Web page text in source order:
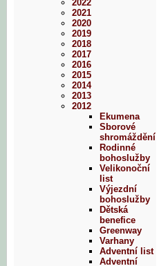
2022
2021
2020
2019
2018
2017
2016
2015
2014
2013
2012
Ekumena
Sborové
shromáždění
Rodinné
bohoslužby
Velikonoční
list
Výjezdní
bohoslužby
Dětská
benefice
Greenway
Varhany
Adventní list
Adventní